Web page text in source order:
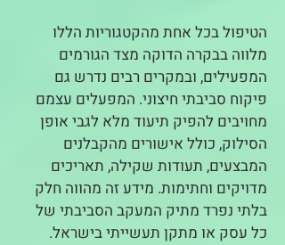
הטיפול בכל אחת מהקטגוריות הללו
מלווה בבקרה הדוקה מצד הגורמים
המפעילים, ובמקרים רבים נדרש גם
פיקוח סביבתי חיצוני. המפעלים עצמם
מחויבים להפיק תיעוד מלא לגבי אופן
הסילוק, כולל אישורים מהקבלנים
המבצעים, תעודות שקילה, תאריכים
מדויקים וחתימות. מידע זה מהווה חלק
בלתי נפרד מתיק המעקב הסביבתי של
כל עסק או מתקן תעשייתי בישראל.